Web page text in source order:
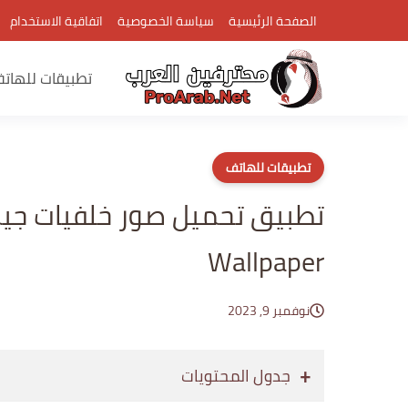
الصفحة الرئيسية سياسة الخصوصية اتفاقية الاستخدام
تطبيقات
تطبيقات للهاتف
Wallpaper
نوفمبر 9, 2023
جدول المحتويات